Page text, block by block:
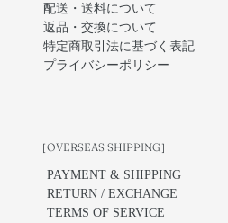
配送・送料について
返品・交換について
特定商取引法に基づく表記
プライバシーポリシー
［OVERSEAS SHIPPING］
PAYMENT & SHIPPING
RETURN / EXCHANGE
TERMS OF SERVICE